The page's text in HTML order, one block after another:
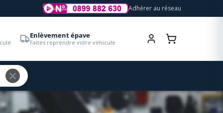
Adhérer au réseau
Enlèvement épave
Faites reprendre votre véhicule